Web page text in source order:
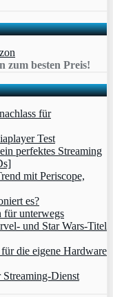
zum besten Preis!
für
Test
perfektes Streaming
mit Periscope,
es?
unterwegs
und Star Wars-Titel
die eigene Hardware
Dienst